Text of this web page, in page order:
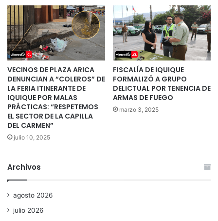
VECINOS DE PLAZA ARICA
DENUNCIAN A “COLEROS” DE
LA FERIA ITINERANTE DE
IQUIQUE POR MALAS
PRÁCTICAS: “RESPETEMOS
EL SECTOR DE LA CAPILLA
DEL CARMEN”
julio 10, 2025
FISCALÍA DE IQUIQUE
FORMALIZÓ A GRUPO
DELICTUAL POR TENENCIA DE
ARMAS DE FUEGO
marzo 3, 2025
Archivos
agosto 2026
julio 2026